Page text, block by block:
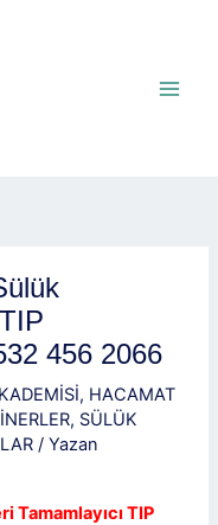
456 2066
, HACAMAT
, SÜLÜK
/ Yazan
Tamamlayıcı TIP